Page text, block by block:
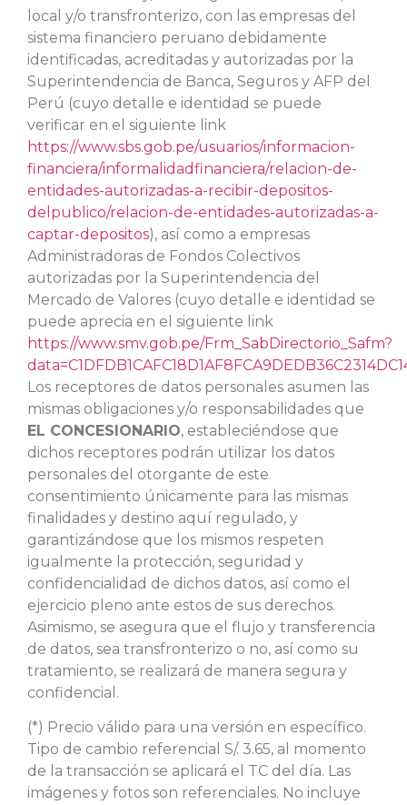
local y/o transfronterizo, con las empresas del
sistema financiero peruano debidamente
identificadas, acreditadas y autorizadas por la
Superintendencia de Banca, Seguros y AFP del
Perú (cuyo detalle e identidad se puede
verificar en el siguiente link
https://www.sbs.gob.pe/usuarios/informacion-
financiera/informalidadfinanciera/relacion-de-
entidades-autorizadas-a-recibir-depositos-
delpublico/relacion-de-entidades-autorizadas-a-
captar-depositos), así como a empresas
Administradoras de Fondos Colectivos
autorizadas por la Superintendencia del
Mercado de Valores (cuyo detalle e identidad se
puede aprecia en el siguiente link
https://www.smv.gob.pe/Frm_SabDirectorio_Safm?
Los receptores de datos personales asumen las
mismas obligaciones y/o responsabilidades que
EL CONCESIONARIO, estableciéndose que
dichos receptores podrán utilizar los datos
personales del otorgante de este
consentimiento únicamente para las mismas
finalidades y destino aquí regulado, y
garantizándose que los mismos respeten
igualmente la protección, seguridad y
confidencialidad de dichos datos, así como el
ejercicio pleno ante estos de sus derechos.
Asimismo, se asegura que el flujo y transferencia
de datos, sea transfronterizo o no, así como su
tratamiento, se realizará de manera segura y
confidencial.
(*) Precio válido para una versión en específico.
Tipo de cambio referencial S/. 3.65, al momento
de la transacción se aplicará el TC del día. Las
imágenes y fotos son referenciales. No incluye